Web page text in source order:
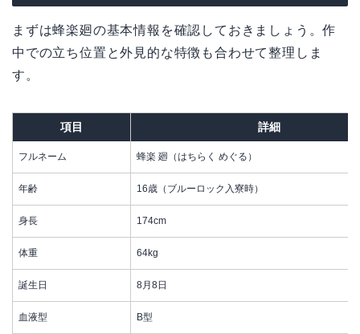
まずは蜂楽廻の基本情報を確認しておきましょう。作
中での立ち位置と外見的な特徴も合わせて整理しま
す。
項目 詳細
フルネーム 蜂楽 廻（はちらく めぐる）
年齢 16歳（ブルーロック入寮時）
身長 174cm
体重 64kg
誕生日 8月8日
血液型 B型